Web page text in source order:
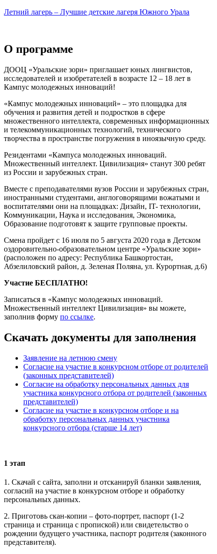
Летний лагерь – Лучшие детские лагеря Южного Урала
О программе
ДООЦ «Уральские зори» приглашает юных лингвистов,
исследователей и изобретателей в возрасте 12 – 18 лет в
Кампус молодежных инноваций!
«Кампус молодежных инноваций» – это площадка для
обучения и развития детей и подростков в сфере
множественного интеллекта, современных информационных
и телекоммуникационных технологий, технического
творчества в пространстве погружения в иноязычную среду.
Резидентами «Кампуса молодежных инноваций.
Множественный интеллект. Цивилизация» станут 300 ребят
из России и зарубежных стран.
Вместе с преподавателями вузов России и зарубежных стран,
иностранными студентами, англоговорящими вожатыми и
воспитателями они на площадках: Дизайн, IT- технологии,
Коммуникации, Наука и исследования, Экономика,
Образование подготовят к защите групповые проекты.
Смена пройдет с 16 июля по 5 августа 2020 года в Детском
оздоровительно-образовательном центре «Уральские зори»
(расположен по адресу: Республика Башкортостан,
Абзелиловский район, д. Зеленая Поляна, ул. Курортная, д.6)
Участие БЕСПЛАТНО!
Записаться в «Кампус молодежных инноваций.
Множественный интеллект Цивилизация» вы можете,
заполнив форму по ссылке.
Скачать документы для заполнения
Заявление на летнюю смену
Согласие на участие в конкурсном отборе от родителей
(законных представителей)
Согласие на обработку персональных данных для
участника конкурсного отбора от родителей (законных
представителей)
Согласие на участие в конкурсном отборе и на
обработку персональных данных участника
конкурсного отбора (старше 14 лет)
1 этап
1. Скачай с сайта, заполни и отсканируй бланки заявления,
согласий на участие в конкурсном отборе и обработку
персональных данных.
2. Приготовь скан-копии – фото-портрет, паспорт (1-2
страница и страница с пропиской) или свидетельство о
рождении будущего участника, паспорт родителя (законного
представителя).